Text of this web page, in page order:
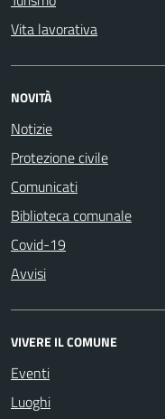
Vita lavorativa
NOVITÀ
Notizie
Protezione civile
Comunicati
Biblioteca comunale
Covid-19
Avvisi
VIVERE IL COMUNE
Eventi
Luoghi